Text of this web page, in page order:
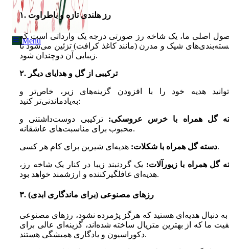
Menu
۱. رز هلندی تازه و باطراوت
اصلی ما، یک شاخه رز صورتی درجه یک وارداتی است که
شیک و مدرن (مانند کاغذ کرافت) تزئین می‌شود تا
زیبایی آن دوچندان شود.
۲. ترکیبی از گل و هدایای دیگر
هدیه خود را با افزودن گزینه‌های زیر، خاص‌تر و
به‌یادماندنی‌تر کنید:
گل همراه با خرس عروسکی: ترکیبی دوست‌داشتنی و
محبوب برای مناسبت‌های عاشقانه.
دسته گل همراه با شکلات:هدیه‌ای شیرین برای کام هر کسی.
گل همراه با زیورآلات: یک گردنبند زیبا در کنار یک شاخه رز،
هدیه‌ای غافلگیرکننده و ارزشمند خواهد بود.
۳. رزهای مصنوعی (برای ماندگاری ابدی)
به دنبال هدیه‌ای هستید که هرگز پژمرده نشود، رزهای مصنوعی
ما که از بهترین متریال ساخته شده‌اند، گزینه‌ای عالی برای
دکوراسیون و یادگاری همیشگی هستند.